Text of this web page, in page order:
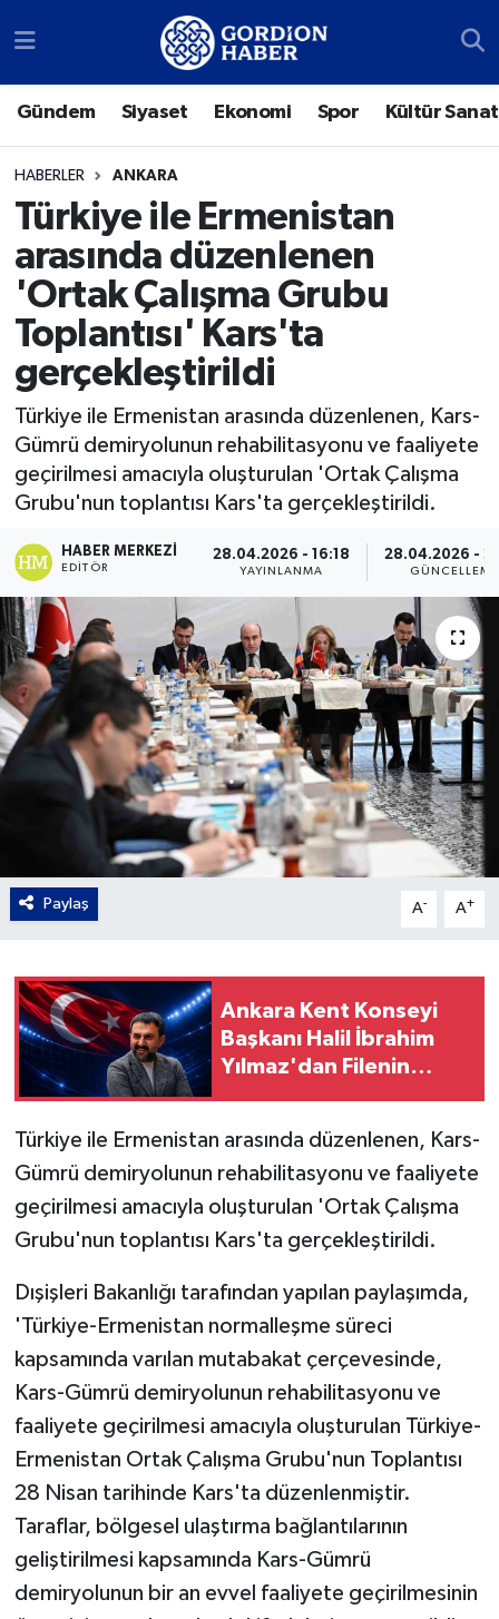
Gündem Siyaset Ekonomi Spor Kültür Sanat
HABERLER ANKARA
Türkiye ile Ermenistan
arasında düzenlenen
'Ortak Çalışma Grubu
Toplantısı' Kars'ta
gerçekleştirildi
Türkiye ile Ermenistan arasında düzenlenen, Kars-
Gümrü demiryolunun rehabilitasyonu ve faaliyete
geçirilmesi amacıyla oluşturulan 'Ortak Çalışma
Grubu'nun toplantısı Kars'ta gerçekleştirildi.
HABER MERKEZI
EDITÖR
28.04.2026 - 16:18
YAYINLANMA
28.04.2026 -
GÜNCELLEME
Paylaş A- A+
Ankara Kent Konseyi
Başkanı Halil İbrahim
Yılmaz'dan Filenin
Türkiye ile Ermenistan arasında düzenlenen, Kars-
Gümrü demiryolunun rehabilitasyonu ve faaliyete
geçirilmesi amacıyla oluşturulan 'Ortak Çalışma
Grubu'nun toplantısı Kars'ta gerçekleştirildi.
Dışişleri Bakanlığı tarafından yapılan paylaşımda,
'Türkiye-Ermenistan normalleşme süreci
kapsamında varılan mutabakat çerçevesinde,
Kars-Gümrü demiryolunun rehabilitasyonu ve
faaliyete geçirilmesi amacıyla oluşturulan Türkiye-
Ermenistan Ortak Çalışma Grubu'nun Toplantısı
28 Nisan tarihinde Kars'ta düzenlenmiştir.
Taraflar, bölgesel ulaştırma bağlantılarının
geliştirilmesi kapsamında Kars-Gümrü
demiryolunun bir an evvel faaliyete geçirilmesinin
Sosyal Medya Hesaplarımız
Siyaset
Ekonomi
Spor
Kültür Sanat
Türk Dünyası
Polatlı
Ankara Nöbetçi Eczaneler
Ankara Trafik Yoğunluk Haritası
Süper Lig Puan Durumu ve Fikstür
Tüm Manşetler
Son Dakika Haberleri
Haber Arşivi